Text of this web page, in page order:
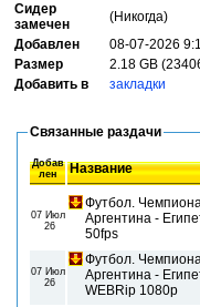
Сидер
замечен
(Никогда)
Добавлен
08-07-2026
Размер
2.18 GB
Добавить в
закладки
Связанные раздачи
Добав
лен
Название
07 Июл
26
Футбол.
Аргентина -
50fps
07 Июл
26
Футбол.
Аргентина -
WEBRip 1080p